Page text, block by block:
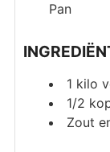
Pan
1 kilo
1/2
Zout